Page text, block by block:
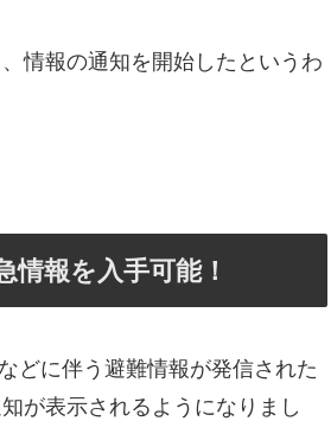
情報の通知を開始したというわ
報を入手可能！
どに伴う避難情報が発信された
が表示されるようになりまし